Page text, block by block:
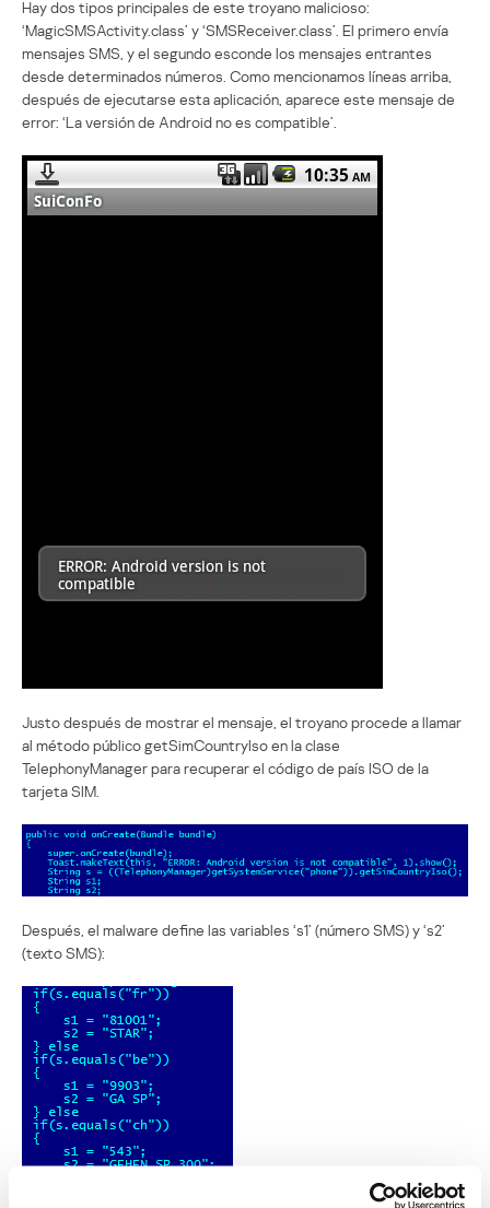
Hay dos tipos principales de este troyano malicioso:
‘MagicSMSActivity.class’ y ‘SMSReceiver.class’. El primero envía
mensajes SMS, y el segundo esconde los mensajes entrantes
desde determinados números. Como mencionamos líneas arriba,
después de ejecutarse esta aplicación, aparece este mensaje de
error: ‘La versión de Android no es compatible’.
Justo después de mostrar el mensaje, el troyano procede a llamar
al método público getSimCountryIso en la clase
TelephonyManager para recuperar el código de país ISO de la
tarjeta SIM.
Después, el malware define las variables ‘s1’ (número SMS) y ‘s2’
(texto SMS):